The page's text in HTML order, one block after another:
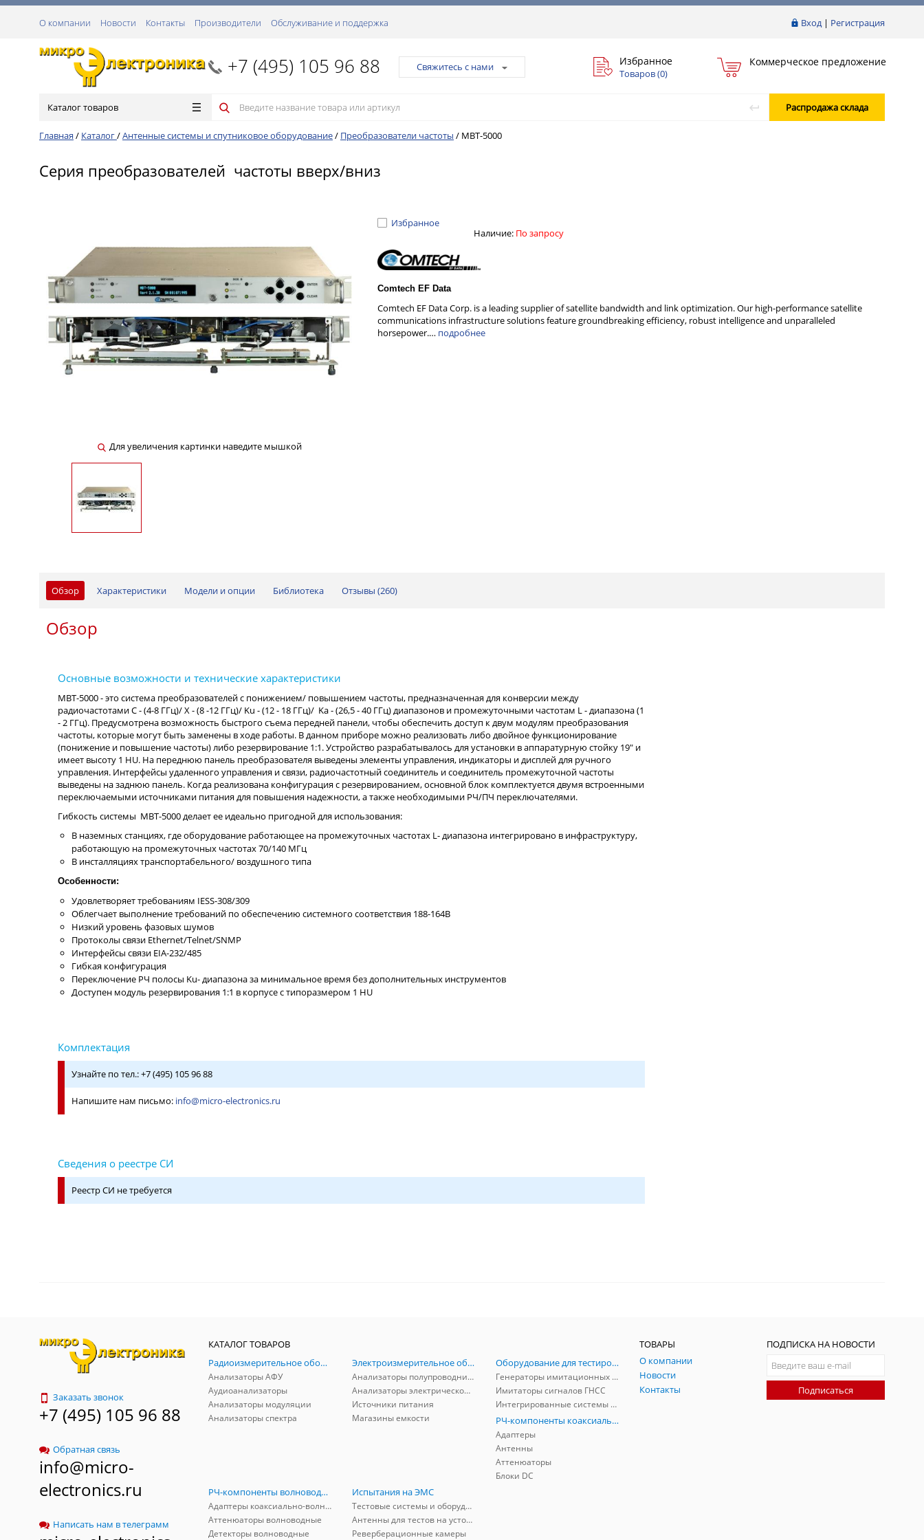
Вход| Регистрация
О компании Новости Контакты Производители Обслуживание и поддержка
+7 (495) 105 96 88 Свяжитесь с нами Избранное
Товаров (0)
Коммерческое предложение
Каталог товаров Распродажа склада
Главная / Каталог/Антенные системы и спутниковое оборудование/ Преобразователи частоты / MBT-5000
Серия преобразователей частоты вверх/вниз
Для увеличения картинки наведите мышкой
Избранное
Наличие: По запросу
Comtech EF Data
Comtech EF Data Corp. is a leading supplier of satellite bandwidth and link optimization. Our high-performance satellite
communications infrastructure solutions feature groundbreaking efficiency, robust intelligence and unparalleled
horsepower.… подробнее
Обзор Характеристики Модели и опции Библиотека Отзывы (260)
Обзор
MBT-5000 - это система преобразователей с понижением/ повышением частоты, предназначенная для конверсии между
радиочастотами C - (4-8 ГГц)/ X - (8 -12 ГГц)/ Ku - (12 - 18 ГГц)/ Ka - (26,5 - 40 ГГц) диапазонов и промежуточными частотам L - диапазона (1
- 2 ГГц). Предусмотрена возможность быстрого съема передней панели, чтобы обеспечить доступ к двум модулям преобразования
частоты, которые могут быть заменены в ходе работы. В данном приборе можно реализовать либо двойное функционирование
(понижение и повышение частоты) либо резервирование 1:1. Устройство разрабатывалось для установки в аппаратурную стойку 19" и
имеет высоту 1 HU. На переднюю панель преобразователя выведены элементы управления, индикаторы и дисплей для ручного
управления. Интерфейсы удаленного управления и связи, радиочастотный соединитель и соединитель промежуточной частоты
выведены на заднюю панель. Когда реализована конфигурация с резервированием, основной блок комплектуется двумя встроенными
переключаемыми источниками питания для повышения надежности, а также необходимыми РЧ/ПЧ переключателями.
Гибкость системы MBT-5000 делает ее идеально пригодной для использования:
В наземных станциях, где оборудование работающее на промежуточных частотах L- диапазона интегрировано в инфраструктуру,
работающую на промежуточных частотах 70/140 МГц
В инсталляциях транспортабельного/ воздушного типа
Особенности:
Удовлетворяет требованиям IESS-308/309
Облегчает выполнение требований по обеспечению системного соответствия 188-164B
Низкий уровень фазовых шумов
Протоколы связи Ethernet/Telnet/SNMP
Интерфейсы связи EIA-232/485
Гибкая конфигурация
Переключение РЧ полосы Ku- диапазона за минимальное время без дополнительных инструментов
Доступен модуль резервирования 1:1 в корпусе с типоразмером 1 HU
Узнайте по тел.: +7 (495) 105 96 88
Напишите нам письмо: info@micro-electronics.ru
Реестр СИ не требуется
Заказать звонок
+7 (495) 105 96 88
Обратная связь
info@micro-
electronics.ru
Написать нам в телеграмм
КАТАЛОГ ТОВАРОВ
Радиоизмерительное оборудование
Анализаторы АФУ
Аудиоанализаторы
Анализаторы модуляции
Анализаторы спектра
Электроизмерительное оборудование
Анализаторы полупроводников
Анализаторы электрической мощности
Источники питания
Магазины емкости
Оборудование для тестирования и симуляции ГНСС
Генераторы имитационных и заградительных помех
Имитаторы сигналов ГНСС
Интегрированные системы защиты от ГНСС-помех
РЧ-компоненты коаксиальные
Адаптеры
Антенны
Аттенюаторы
Блоки DC
РЧ-компоненты волноводные
Адаптеры коаксиально-волноводные
Аттенюаторы волноводные
Детекторы волноводные
Испытания на ЭМС
Тестовые системы и оборудование
Антенны для тестов на устойчивость к ЭМП
Реверберационные камеры
ТОВАРЫ
О компании
Новости
Контакты
ПОДПИСКА НА НОВОСТИ
Подписаться